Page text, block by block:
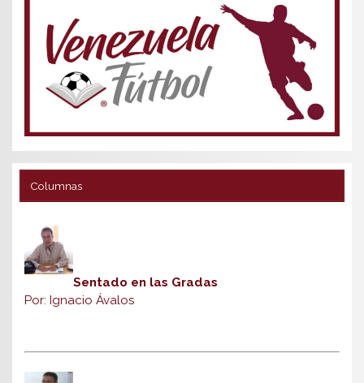
Columnas
Sentado en las Gradas
Por: Ignacio Ávalos